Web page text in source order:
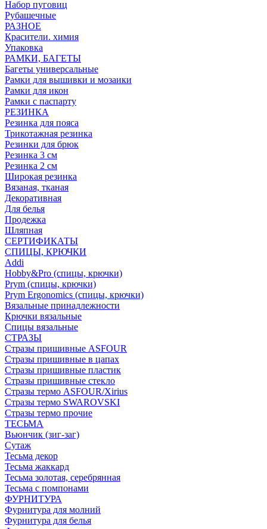
Набор пуговиц
Рубашечные
РАЗНОЕ
Красители. химия
Упаковка
РАМКИ, БАГЕТЫ
Багеты универсальные
Рамки для вышивки и мозаики
Рамки для икон
Рамки с паспарту
РЕЗИНКА
Резинка для пояса
Трикотажная резинка
Резинки для брюк
Резинка 3 см
Резинка 2 см
Широкая резинка
Вязаная, тканая
Декоративная
Для белья
Продежка
Шляпная
СЕРТИФИКАТЫ
СПИЦЫ, КРЮЧКИ
Addi
Hobby&Pro (спицы, крючки)
Prym (спицы, крючки)
Prym Ergonomics (спицы, крючки)
Вязальные принадлежности
Крючки вязальные
Спицы вязальные
СТРАЗЫ
Стразы пришивные ASFOUR
Стразы пришивные в цапах
Стразы пришивные пластик
Стразы пришивные стекло
Стразы термо ASFOUR/Xirius
Стразы термо SWAROVSKI
Стразы термо прочие
ТЕСЬМА
Вьюнчик (зиг-заг)
Сутаж
Тесьма декор
Тесьма жаккард
Тесьма золотая, серебрянная
Тесьма с помпонами
ФУРНИТУРА
Фурнитура для молний
Фурнитура для белья